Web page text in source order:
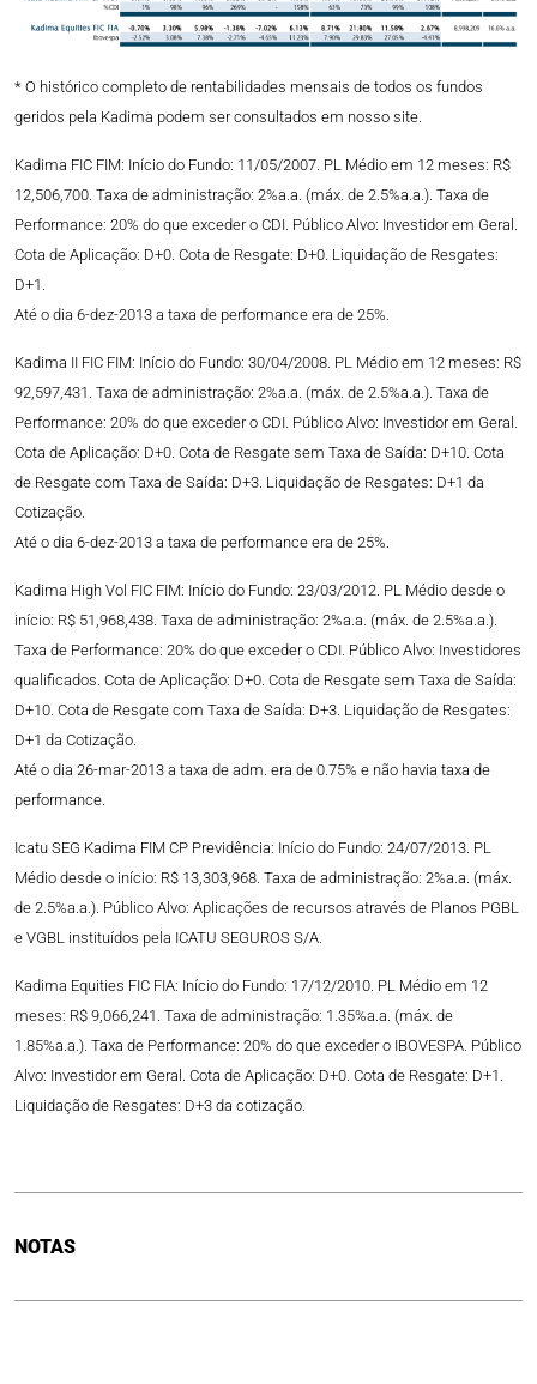
* O histórico completo de rentabilidades mensais de todos os fundos
geridos pela Kadima podem ser consultados em nosso site.
Kadima FIC FIM: Início do Fundo: 11/05/2007. PL Médio em 12 meses: R$
12,506,700. Taxa de administração: 2%a.a. (máx. de 2.5%a.a.). Taxa de
Performance: 20% do que exceder o CDI. Público Alvo: Investidor em Geral.
Cota de Aplicação: D+0. Cota de Resgate: D+0. Liquidação de Resgates:
D+1.
Até o dia 6-dez-2013 a taxa de performance era de 25%.
Kadima II FIC FIM: Início do Fundo: 30/04/2008. PL Médio em 12 meses: R$
92,597,431. Taxa de administração: 2%a.a. (máx. de 2.5%a.a.). Taxa de
Performance: 20% do que exceder o CDI. Público Alvo: Investidor em Geral.
Cota de Aplicação: D+0. Cota de Resgate sem Taxa de Saída: D+10. Cota
de Resgate com Taxa de Saída: D+3. Liquidação de Resgates: D+1 da
Cotização.
Até o dia 6-dez-2013 a taxa de performance era de 25%.
Kadima High Vol FIC FIM: Início do Fundo: 23/03/2012. PL Médio desde o
início: R$ 51,968,438. Taxa de administração: 2%a.a. (máx. de 2.5%a.a.).
Taxa de Performance: 20% do que exceder o CDI. Público Alvo: Investidores
qualificados. Cota de Aplicação: D+0. Cota de Resgate sem Taxa de Saída:
D+10. Cota de Resgate com Taxa de Saída: D+3. Liquidação de Resgates:
D+1 da Cotização.
Até o dia 26-mar-2013 a taxa de adm. era de 0.75% e não havia taxa de
performance.
Icatu SEG Kadima FIM CP Previdência: Início do Fundo: 24/07/2013. PL
Médio desde o início: R$ 13,303,968. Taxa de administração: 2%a.a. (máx.
de 2.5%a.a.). Público Alvo: Aplicações de recursos através de Planos PGBL
e VGBL instituídos pela ICATU SEGUROS S/A.
Kadima Equities FIC FIA: Início do Fundo: 17/12/2010. PL Médio em 12
meses: R$ 9,066,241. Taxa de administração: 1.35%a.a. (máx. de
1.85%a.a.). Taxa de Performance: 20% do que exceder o IBOVESPA. Público
Alvo: Investidor em Geral. Cota de Aplicação: D+0. Cota de Resgate: D+1.
Liquidação de Resgates: D+3 da cotização.
NOTAS